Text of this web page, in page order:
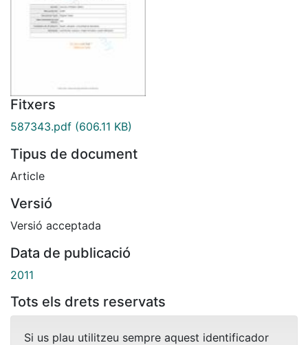
Fitxers
587343.pdf (606.11 KB)
Tipus de document
Article
Versió
Versió acceptada
Data de publicació
2011
Tots els drets reservats
Si us plau utilitzeu sempre aquest identificador